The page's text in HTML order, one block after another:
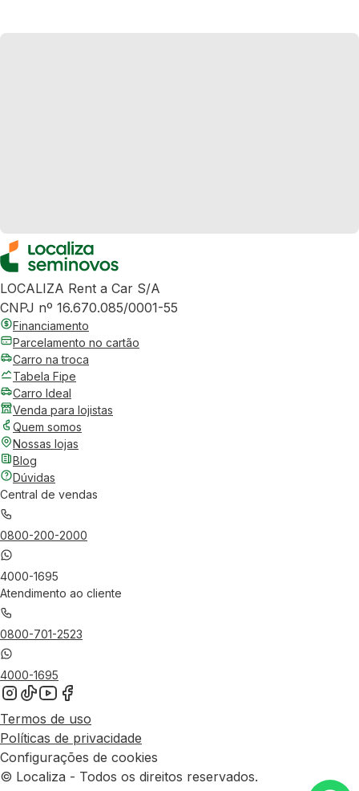
LOCALIZA Rent a Car S/A
CNPJ nº 16.670.085/0001-55
Financiamento
Parcelamento no cartão
Carro na troca
Tabela Fipe
Carro Ideal
Venda para lojistas
Quem somos
Nossas lojas
Blog
Dúvidas
Central de vendas
0800-200-2000
4000-1695
Atendimento ao cliente
0800-701-2523
4000-1695
Termos de uso
Políticas de privacidade
Configurações de cookies
© Localiza - Todos os direitos reservados.